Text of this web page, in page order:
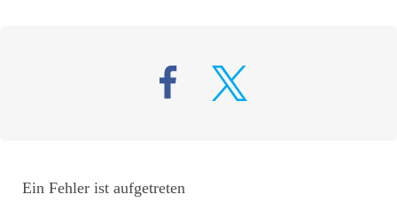
Ein Fehler ist aufgetreten